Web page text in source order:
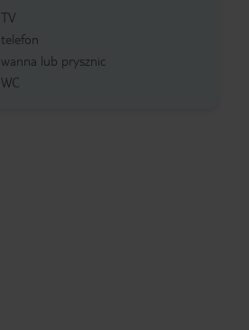
TV
telefon
wanna lub prysznic
WC